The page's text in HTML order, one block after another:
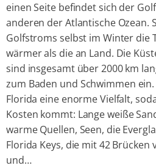
einen Seite befindet sich der
anderen der Atlantische Ozean.
Golfstroms selbst im Winter die
wärmer als die an Land. Die
sind insgesamt über 2000 km
zum Baden und Schwimmen
Florida eine enorme Vielfalt,
Kosten kommt: Lange weiße
warme Quellen, Seen, die
Florida Keys, die mit 42
und…